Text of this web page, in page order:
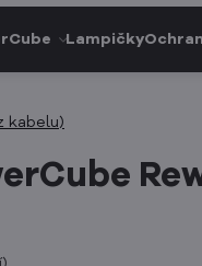
Lampičky
kabelu)